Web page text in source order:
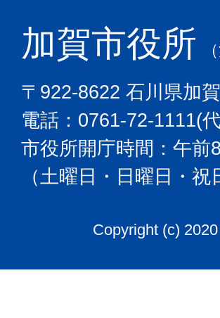
加賀市役所
〒922-8622 石川県加
電話：0761-72-1111(
市役所開庁時間：午前
（土曜日・日曜日・
Copyright (c)